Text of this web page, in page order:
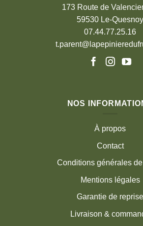
173 Route de
59530 Le-Quesnoy
07.44.77.25.16
NOS
À propos
Contact
Conditions générales
Mentions légales
Garantie de reprise
Livraison &